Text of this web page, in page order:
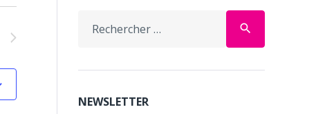
for:
search
NEWSLETTER